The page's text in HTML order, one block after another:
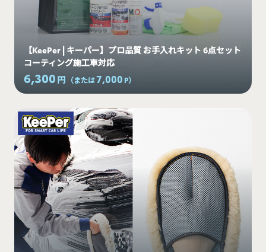
【KeePer | キーパー】プロ品質 お手入れキット 6点セット
コーティング施工車対応
6,300 円 （または7,000 P）